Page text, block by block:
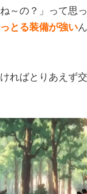
～の？」って思
とる装備が強い
ればとりあえず